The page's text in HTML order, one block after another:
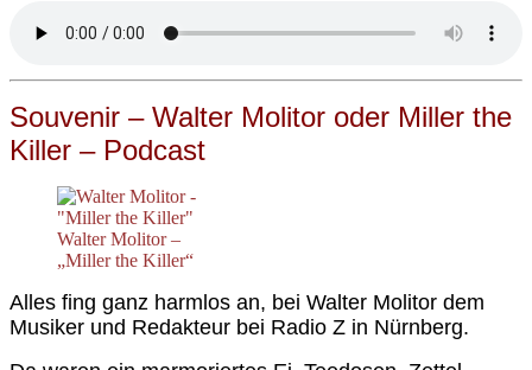
Souvenir – Walter Molitor oder Miller the
Killer – Podcast
Walter Molitor –
„Miller the Killer“
Alles fing ganz harmlos an, bei Walter Molitor dem
Musiker und Redakteur bei Radio Z in Nürnberg.